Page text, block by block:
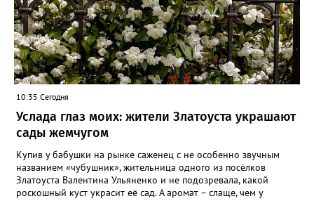
10:35 Сегодня
Услада глаз моих: жители Златоуста украшают
сады жемчугом
Купив у бабушки на рынке саженец с не особенно звучным
названием «чубушник», жительница одного из посёлков
Златоуста Валентина Ульяненко и не подозревала, какой
роскошный куст украсит её сад. А аромат – слаще, чем у